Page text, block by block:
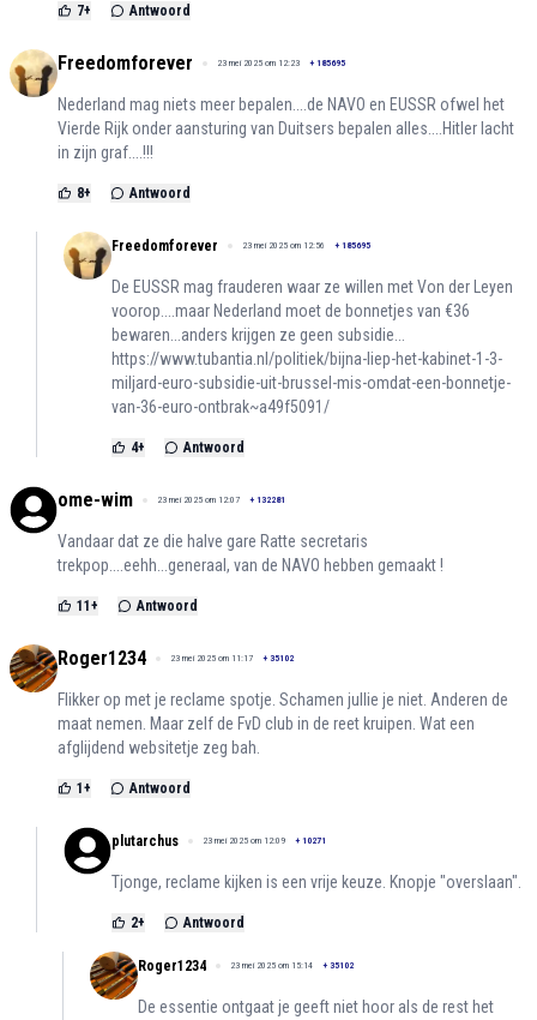
7+ Antwoord
Freedomforever 23 mei 2025 om 12:23 + 185695
Nederland mag niets meer bepalen....de NAVO en EUSSR ofwel het
Vierde Rijk onder aansturing van Duitsers bepalen alles....Hitler lacht
in zijn graf....!!!
8+ Antwoord
Freedomforever 23 mei 2025 om 12:56 + 185695
De EUSSR mag frauderen waar ze willen met Von der Leyen
voorop....maar Nederland moet de bonnetjes van €36
bewaren...anders krijgen ze geen subsidie...
https://www.tubantia.nl/politiek/bijna-liep-het-kabinet-1-3-
miljard-euro-subsidie-uit-brussel-mis-omdat-een-bonnetje-
van-36-euro-ontbrak~a49f5091/
4+ Antwoord
ome-wim 23 mei 2025 om 12:07 + 132281
Vandaar dat ze die halve gare Ratte secretaris
trekpop....eehh...generaal, van de NAVO hebben gemaakt !
11 + Antwoord
Roger1234 23 mei 2025 om 11:17 + 35102
Flikker op met je reclame spotje. Schamen jullie je niet. Anderen de
maat nemen. Maar zelf de FvD club in de reet kruipen. Wat een
afglijdend websitetje zeg bah.
1 + Antwoord
plutarchus 23 mei 2025 om 12:09 + 10271
Tjonge, reclame kijken is een vrije keuze. Knopje "overslaan".
2+ Antwoord
Roger1234 23 mei 2025 om 15:14 + 35102
De essentie ontgaat je geeft niet hoor als de rest het